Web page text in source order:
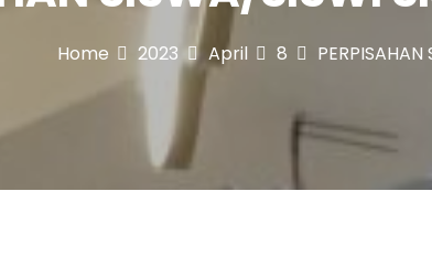
Home 2023 April 8